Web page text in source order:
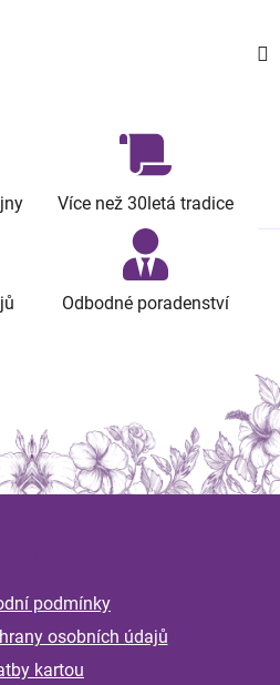
Více než 30letá tradice
Odbodné poradenství
podmínky
osobních údajů
kartou